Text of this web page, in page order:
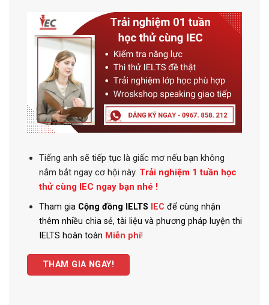
Tiếng anh sẽ tiếp tục là giấc mơ nếu bạn không
nắm bắt ngay cơ hội này. Trải nghiệm 1 tuần học
thử cùng IEC ngay bạn nhé !
Tham gia Cộng đồng IELTS IEC để cùng nhận
thêm nhiều chia sẻ, tài liệu và phương pháp luyện thi
IELTS hoàn toàn Miễn phí!
THAM GIA NGAY!